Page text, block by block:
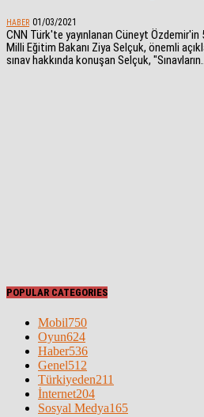
HABER 01/03/2021
CNN Türk'te yayınlanan Cüneyt Özdemir'in
Milli Eğitim Bakanı Ziya Selçuk, önemli
sınav hakkında konuşan Selçuk,
POPULAR CATEGORIES
Mobil750
Oyun624
Haber536
Genel512
Türkiyeden211
İnternet204
Sosyal Medya165